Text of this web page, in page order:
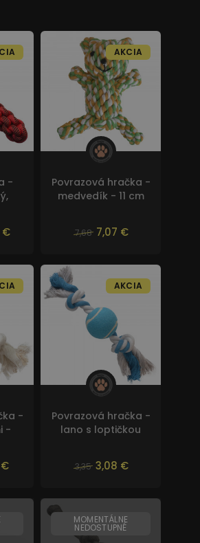
-
€
Povrazová hračka -
medvedík - 11 cm
7,68 7,07 €
AKCIA
-
-
Povrazová hračka -
lano s loptičkou
3,35 3,08 €
AKCIA
MOMENTÁLNE
NEDOSTUPNÉ